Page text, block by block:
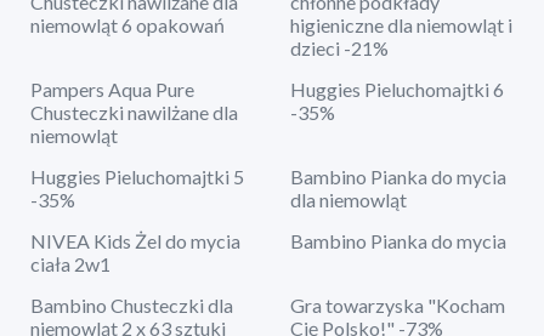
niemowląt 6 opakowań
higieniczne dla niemowląt i
dzieci -21%
Pampers Aqua Pure
Chusteczki nawilżane dla
niemowląt
Huggies Pieluchomajtki 6
-35%
Huggies Pieluchomajtki 5
-35%
Bambino Pianka do mycia
dla niemowląt
NIVEA Kids Żel do mycia
ciała 2w1
Bambino Pianka do mycia
Bambino Chusteczki dla
niemowląt 2 x 63 sztuki
Gra towarzyska "Kocham
Cię Polsko!" -73%